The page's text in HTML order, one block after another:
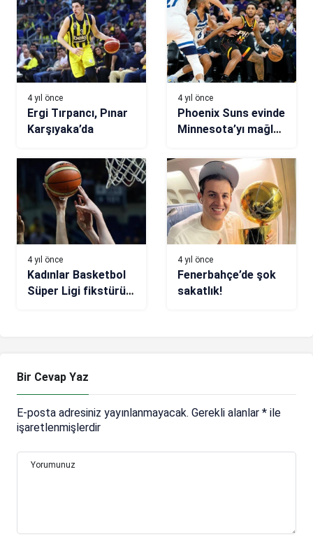
kazandılar!
4 yıl önce
Ergi Tırpancı, Pınar
Karşıyaka’da
4 yıl önce
Phoenix Suns evinde
Minnesota’yı mağlup
4 yıl önce
Kadınlar Basketbol
Süper Ligi fikstürü
4 yıl önce
Fenerbahçe’de şok
sakatlık!
Bir Cevap Yaz
E-posta adresiniz yayınlanmayacak. Gerekli alanlar * ile
işaretlenmişlerdir
Yorumunuz